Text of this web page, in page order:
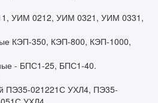
УИМ 0212, УИМ 0321, УИМ 0331,
КЭП-350, КЭП-800, КЭП-1000,
- БПС1-25, БПС1-40.
ПЭ35-021221С УХЛ4, ПЭ35-